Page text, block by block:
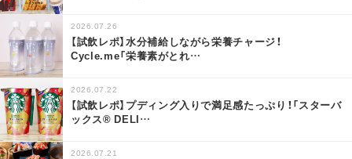
2026.07.26
【試飲レポ】水分補給しながら栄養チャージ！
Cycle.me「栄養素がとれ…
2026.07.22
【試飲レポ】プディング入りで満足感たっぷり！「スターバ
ックス® DELI…
2026.07.21